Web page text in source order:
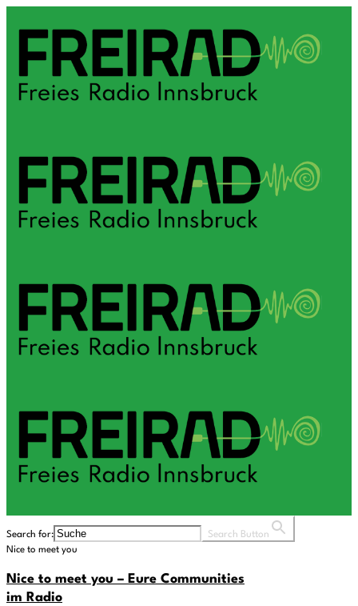
Search for:
Search Button
Nice to meet you
Nice to meet you – Eure Communities
im Radio